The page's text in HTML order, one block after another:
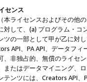
センス
本ライセンスおよびその他
対して、(a) プログラム・
の一部として甲が乙に対
API、PA API、データフ
非独占的、無償のライセ
またはデータマイニング、
ンツには、Creators API